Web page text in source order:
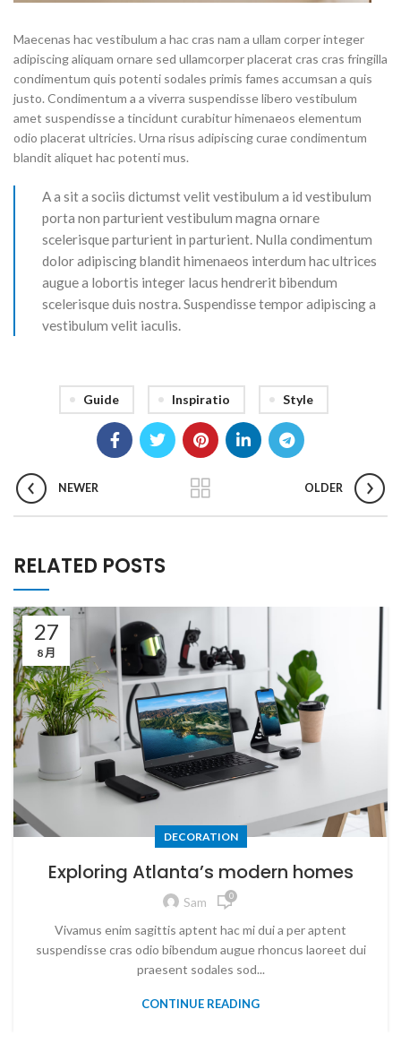
Maecenas hac vestibulum a hac cras nam a ullam corper integer
adipiscing aliquam ornare sed ullamcorper placerat cras cras fringilla
condimentum quis potenti sodales primis fames accumsan a quis
justo. Condimentum a a viverra suspendisse libero vestibulum
amet suspendisse a tincidunt curabitur himenaeos elementum
odio placerat ultricies. Urna risus adipiscing curae condimentum
blandit aliquet hac potenti mus.
A a sit a sociis dictumst velit vestibulum a id vestibulum
porta non parturient vestibulum magna ornare
scelerisque parturient in parturient. Nulla condimentum
dolor adipiscing blandit himenaeos interdum hac ultrices
augue a lobortis integer lacus hendrerit bibendum
scelerisque duis nostra. Suspendisse tempor adipiscing a
vestibulum velit iaculis.
Guide Inspiratio Style
NEWER OLDER
RELATED POSTS
27
8 月
DECORATION
Exploring Atlanta’s modern homes
Sam 0
Vivamus enim sagittis aptent hac mi dui a per aptent
suspendisse cras odio bibendum augue rhoncus laoreet dui
praesent sodales sod...
CONTINUE READING